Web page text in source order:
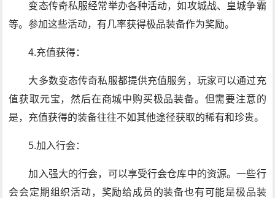
变态传奇私服经常举办各种活动，如攻城战、皇城争霸
等。参加这些活动，有几率获得极品装备作为奖励。
4.充值获得：
大多数变态传奇私服都提供充值服务，玩家可以通过充
值获取元宝，然后在商城中购买极品装备。但需要注意的
是，充值获得的装备往往不如其他途径获取的稀有和珍贵。
5.加入行会：
加入强大的行会，可以享受行会仓库中的资源。一些行
会会定期组织活动，奖励给成员的装备也有可能是极品装